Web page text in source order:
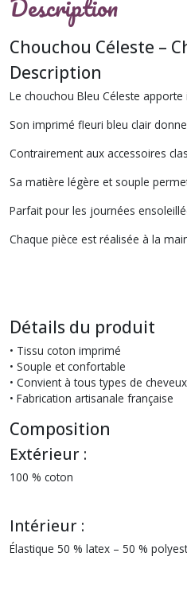
Chouchou Céleste –
Description
Le chouchou Bleu Céleste
Son imprimé fleuri bleu clair
Contrairement aux accessoires
Sa matière légère et souple
Parfait pour les journées
Chaque pièce est réalisée à la
Détails du produit
• Tissu coton imprimé
• Souple et confortable
• Convient à tous types de cheveux
• Fabrication artisanale française
Composition
Extérieur :
100 % coton
Intérieur :
Élastique 50 % latex – 50 %